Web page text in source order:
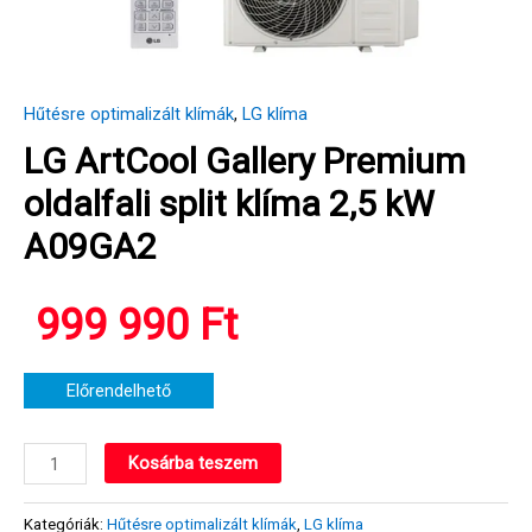
Hűtésre optimalizált klímák, LG klíma
LG ArtCool Gallery Premium
oldalfali split klíma 2,5 kW
A09GA2
999 990 Ft
Előrendelhető
ArtCool
Gallery
Kosárba teszem
Kategóriák: Hűtésre optimalizált klímák, LG klíma